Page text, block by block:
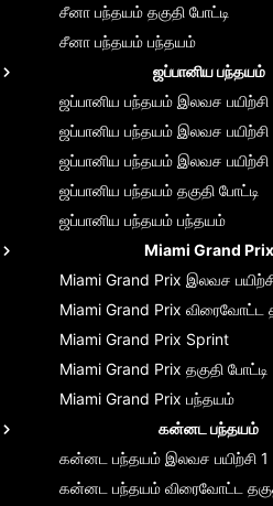
சீனா பந்தயம் தகுதி போட்டி
சீனா பந்தயம் பந்தயம்
ஜப்பானிய பந்தயம்
ஜப்பானிய பந்தயம் இலவச பயிற்சி
ஜப்பானிய பந்தயம் இலவச பயிற்சி
ஜப்பானிய பந்தயம் இலவச பயிற்சி
ஜப்பானிய பந்தயம் தகுதி போட்டி
ஜப்பானிய பந்தயம் பந்தயம்
Miami Grand Prix
Miami Grand Prix இலவச
Miami Grand Prix விரைவோட்ட
Miami Grand Prix Sprint
Miami Grand Prix தகுதி போட்டி
Miami Grand Prix பந்தயம்
கன்னட பந்தயம்
கன்னட பந்தயம் இலவச பயிற்சி 1
கன்னட பந்தயம் விரைவோட்ட